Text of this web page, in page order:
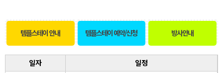
템플스테이 안내 템플스테이 예약/신청 방사안내
일자
일정